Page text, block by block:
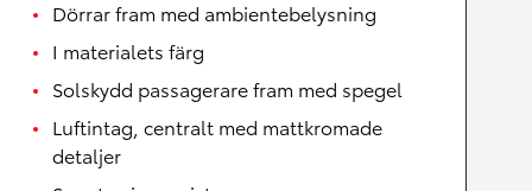
Dörrar fram med ambientebelysning
I materialets färg
Solskydd passagerare fram med spegel
Luftintag, centralt med mattkromade
detaljer